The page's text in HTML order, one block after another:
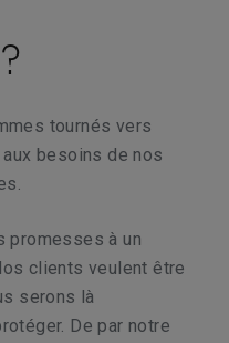
tournés vers
besoins de nos
promesses à un
clients veulent être
serons là
De par notre